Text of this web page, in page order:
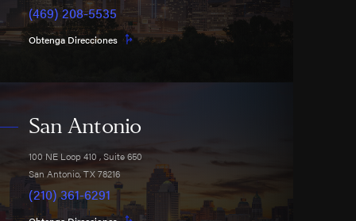
(469) 208-5535
Obtenga Direcciones
San Antonio
100 NE Loop 410 , Suite 650
San Antonio,TX78216
(210) 361-6291